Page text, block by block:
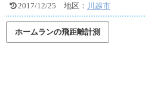
2017/12/25 地区： 川越市